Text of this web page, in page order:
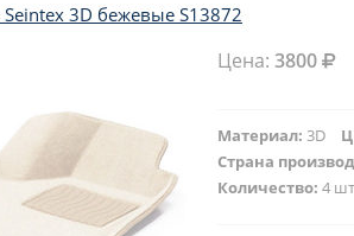
3D бежевые S13872
Цена:3800
Материал:3D
Страна
Количество:4